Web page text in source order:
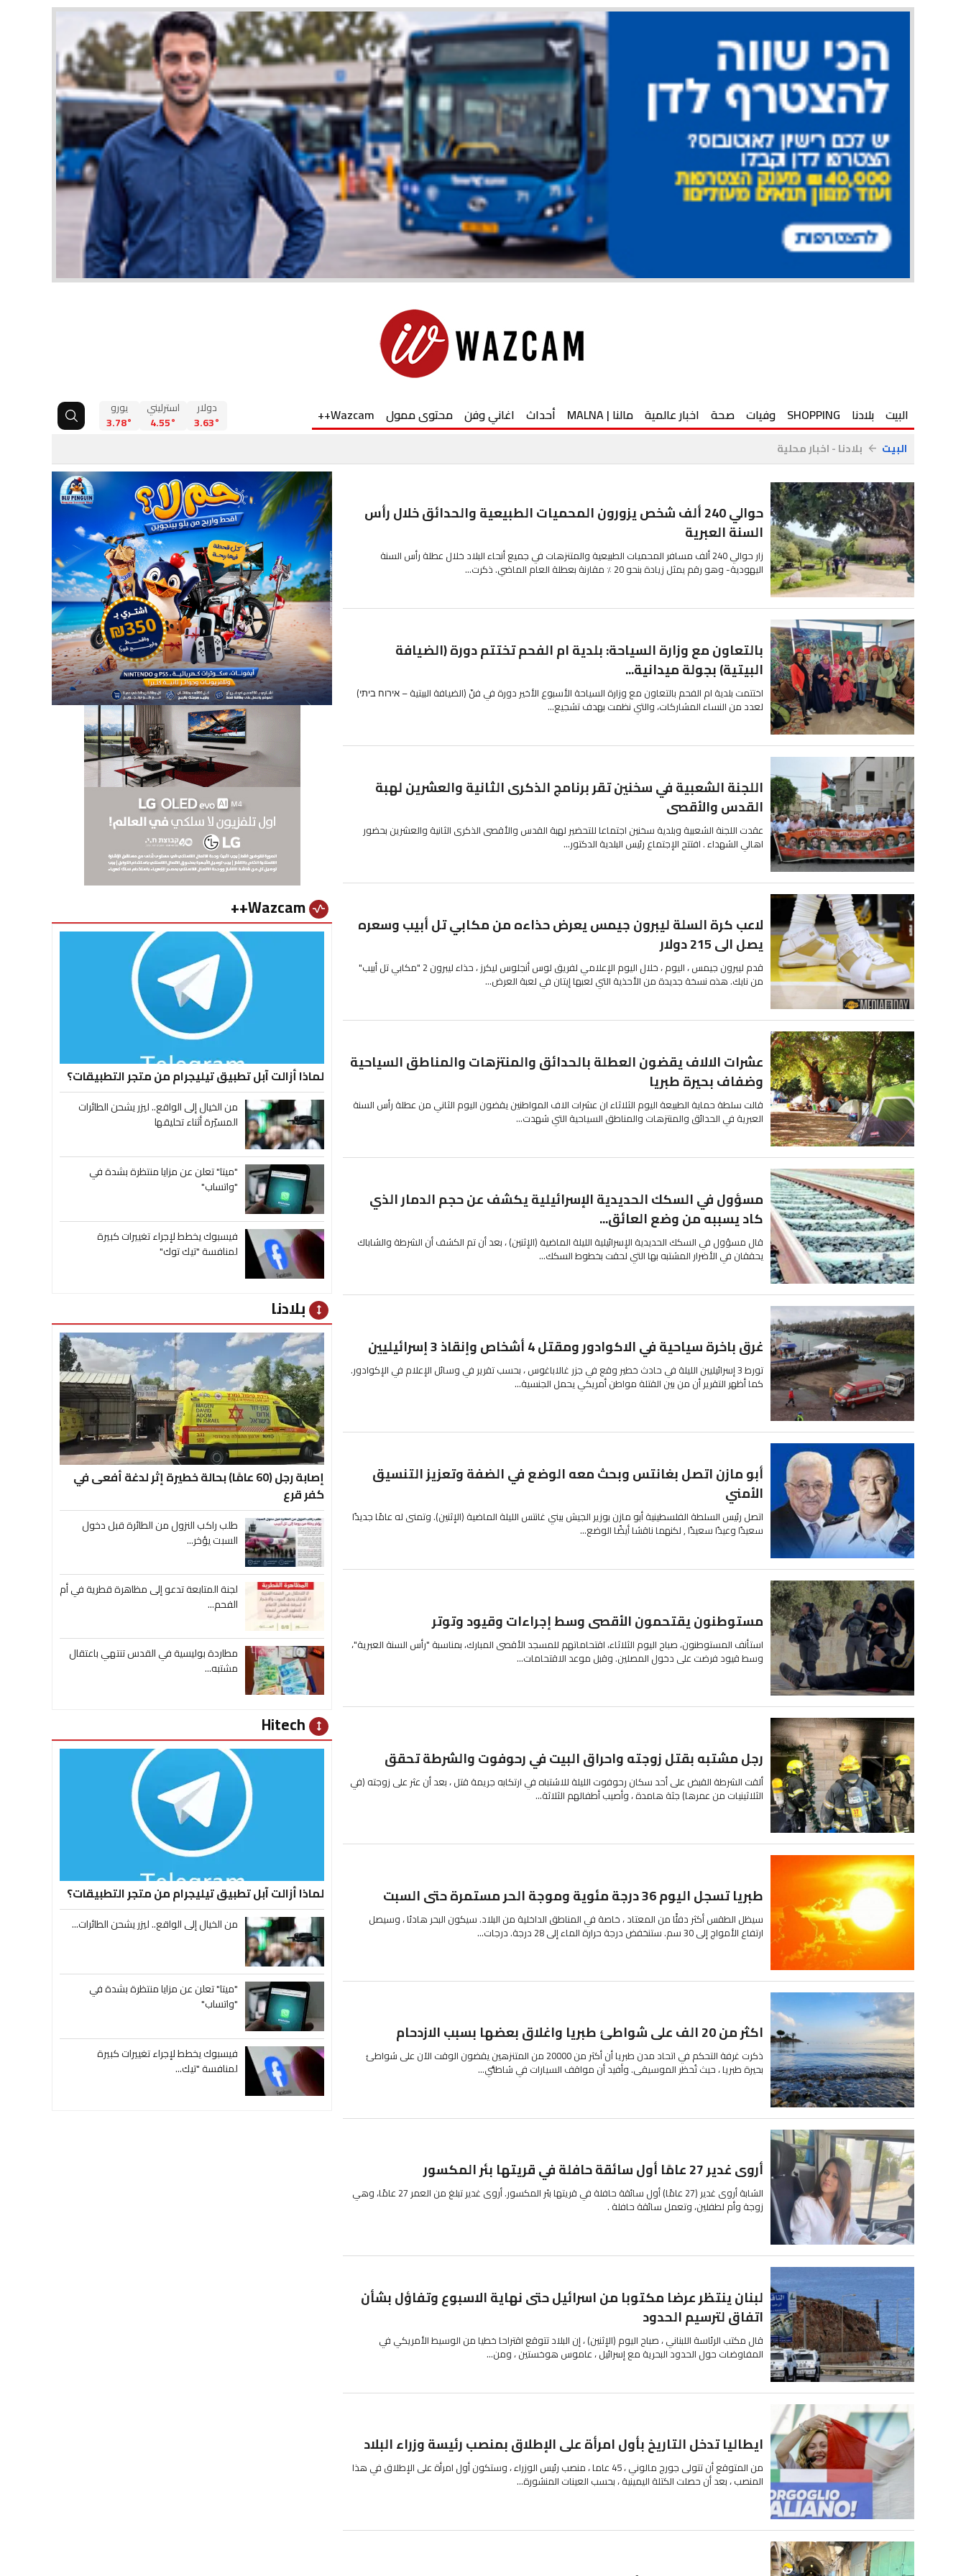
البيت بلادنا SHOPPING وفيات صحة اخبار عالمية مالنا | MALNA أحداث اغاني وفن محتوى ممول Wazcam++ دولار
3.63°
استرليني
4.55°
يورو
3.78°
البيت arrow_back بلادنا - اخبار محلية
حوالي 240 ألف شخص يزورون المحميات الطبيعية والحدائق خلال رأس
السنة العبرية
زار حوالي 240 ألف مسافر المحميات الطبيعية والمتنزهات في جميع أنحاء البلاد خلال عطلة رأس السنة
اليهودية- وهو رقم يمثل زيادة بنحو 20 ٪ مقارنة بعطلة العام الماضي. ذكرت...
بالتعاون مع وزارة السياحة: بلدية ام الفحم تختتم دورة (الضيافة
البيتية) بجولة ميدانية...
اختتمت بلدية ام الفحم بالتعاون مع وزارة السياحة الأسبوع الأخير دورة في فنّ (الضيافة البيتية – אירוח ביתי)
لعدد من النساء المشاركات، والتي نظمت بهدف تشجيع...
اللجنة الشعبية في سخنين تقر برنامج الذكرى الثانية والعشرين لهبة
القدس والأقصى
عقدت اللجنة الشعبية وبلدية سخنين اجتماعا للتحضير لهبة القدس والأقصى الذكرى الثانية والعشرين بحضور
اهالي الشهداء . افتتح الإجتماع رئيس البلدية الدكتور...
لاعب كرة السلة ليبرون جيمس يعرض حذاءه من مكابي تل أبيب وسعره
يصل الى 215 دولار
قدم ليبرون جيمس ، اليوم ، خلال اليوم الإعلامي لفريق لوس أنجلوس ليكرز ، حذاء ليبرون 2 "مكابي تل أبيب"
من نايك. هذه نسخة جديدة من الأحذية التي لعبها إيتان في لعبة العرض...
عشرات الالاف يقضون العطلة بالحدائق والمنتزهات والمناطق السياحية
وضفاف بحيرة طبريا
قالت سلطة حماية الطبيعة اليوم الثلاثاء ان عشرات الاف المواطنين يقضون اليوم الثاني من عطلة رأس السنة
العبرية في الحدائق والمنتزهات والمناطق السياحية التي شهدت...
مسؤول في السكك الحديدية الإسرائيلية يكشف عن حجم الدمار الذي
كاد يسببه من وضع العائق...
قال مسؤول في السكك الحديدية الإسرائيلية الليلة الماضية (الإثنين) ، بعد أن تم الكشف أن الشرطة والشاباك
يحققان في الأضرار المشتبه بها التي لحقت بخطوط السكك...
غرق باخرة سياحية في الاكوادور ومقتل 4 أشخاص وإنقاذ 3 إسرائيليين
تورط 3 إسرائيليين الليلة في حادث خطير وقع في جزر غالاباغوس ، بحسب تقرير في وسائل الإعلام في الإكوادور.
كما أظهر التقرير أن من بين القتلة مواطن أمريكي يحمل الجنسية...
أبو مازن اتصل بغانتس وبحث معه الوضع في الضفة وتعزيز التنسيق
الأمني
اتصل رئيس السلطة الفلسطينية أبو مازن بوزير الجيش بيني غانتس الليلة الماضية (الإثنين). وتمنى له عامًا جديدًا
سعيدًا وعيدًا سعيدًا , لكنهما ناقشا أيضًا الوضع...
مستوطنون يقتحمون الأقصى وسط إجراءات وقيود وتوتر
استأنف المستوطنون، صباح اليوم الثلاثاء، اقتحاماتهم للمسجد الأقصى المبارك، بمناسبة "رأس السنة العبرية"،
وسط قيود فرضت على دخول المصلين. وقبل موعد الاقتحامات...
رجل مشتبه بقتل زوجته واحراق البيت في رحوفوت والشرطة تحقق
ألقت الشرطة القبض على أحد سكان رحوفوت الليلة للاشتباه في ارتكابه جريمة قتل ، بعد أن عثر على زوجته (في
الثلاثينيات من عمرها) جثة هامدة ، وأصيب أطفالهم الثلاثة...
طبريا تسجل اليوم 36 درجة مئوية وموجة الحر مستمرة حتى السبت
سيظل الطقس أكثر دفئًا من المعتاد ، خاصة في المناطق الداخلية من البلاد. سيكون البحر هادئا ، وسيصل
ارتفاع الأمواج إلى 30 سم. ستنخفض درجة حرارة الماء إلى 28 درجة. درجات...
اكثر من 20 الف على شواطئ طبريا واغلاق بعضها بسبب الازدحام
ذكرت غرفة التحكم في اتحاد مدن طبريا أن أكثر من 20000 من المتنزهين يقضون الوقت الآن على شواطئ
بحيرة طبريا ، حيث تُحظر الموسيقى. وأفيد أن مواقف السيارات في شاطئي...
أروى غدير 27 عامًا أول سائقة حافلة في قريتها بئر المكسور
الشابة أروى غدير (27 عامًا) أول سائقة حافلة في قريتها بئر المكسور. أروى غدير تبلغ من العمر 27 عامًا، وهي
زوجة وأم لطفلين، وتعمل سائقة حافلة .
لبنان ينتظر عرضا مكتوبا من اسرائيل حتى نهاية الاسبوع وتفاؤل بشأن
اتفاق لترسيم الحدود
قال مكتب الرئاسة اللبناني ، صباح اليوم (الإثنين) ، إن البلاد تتوقع اقتراحا خطيا من الوسيط الأمريكي في
المفاوضات حول الحدود البحرية مع إسرائيل ، عاموس هوخستين ، ومن...
ايطاليا تدخل التاريخ بأول امرأة على الإطلاق بمنصب رئيسة وزراء البلاد
من المتوقع أن تتولى جورج مالوني ، 45 عاما ، منصب رئيس الوزراء ، وستكون أول امرأة على الإطلاق في هذا
المنصب ، بعد أن حصلت الكتلة اليمينية ، بحسب العينات المنشورة...
vital_signs
لماذا أزالت آبل تطبيق تيليجرام من متجر التطبيقات؟
من الخيال إلى الواقع.. ليزر يشحن الطائرات
المسيّرة أثناء تحليقها
"ميتا" تعلن عن مزايا منتظرة بشدة في
"واتساب"
فيسبوك يخطط لإجراء تغييرات كبيرة
لمنافسة "تيك توك"
height بلادنا
إصابة رجل (60 عامًا) بحالة خطيرة إثر لدغة أفعى في
كفر قرع
طلب راكب النزول من الطائرة قبل دخول
السبت يؤخر...
لجنة المتابعة تدعو إلى مظاهرة قطرية في أم
الفحم...
مطاردة بوليسية في القدس تنتهي باعتقال
مشتبه...
height
لماذا أزالت آبل تطبيق تيليجرام من متجر التطبيقات؟
من الخيال إلى الواقع.. ليزر يشحن الطائرات...
"ميتا" تعلن عن مزايا منتظرة بشدة في
"واتساب"
فيسبوك يخطط لإجراء تغييرات كبيرة
لمنافسة "تيك...